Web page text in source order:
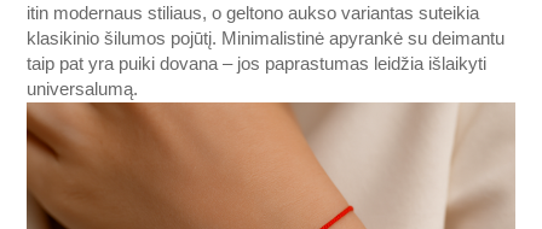
itin modernaus stiliaus, o geltono aukso variantas suteikia
klasikinio šilumos pojūtį. Minimalistinė apyrankė su deimantu
taip pat yra puiki dovana – jos paprastumas leidžia išlaikyti
universalumą.